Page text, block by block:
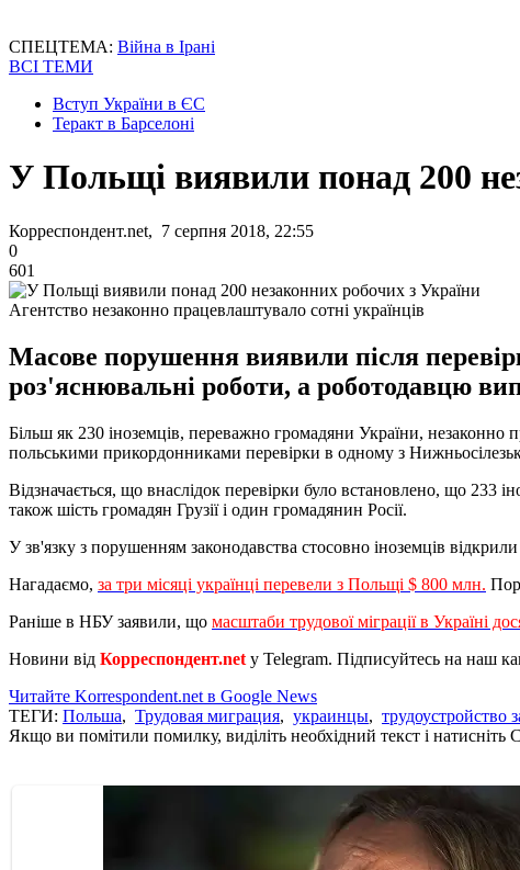
СПЕЦТЕМА: Війна в Ірані
ВСІ ТЕМИ
Вступ України в ЄС
Теракт в Барселоні
У Польщі виявили понад 200
Корреспондент.net, 7 серпня 2018, 22:55
0
601
Агентство незаконно працевлаштувало сотні українців
Масове порушення виявили після
роз'яснювальні роботи, а роботодавцю
Більш як 230 іноземців, переважно громадяни України, незаконно
польськими прикордонниками перевірки в одному з
Відзначається, що внаслідок перевірки було встановлено, що 233
також шість громадян Грузії і один громадянин Росії.
У зв'язку з порушенням законодавства стосовно іноземців
Нагадаємо, за три місяці українці перевели з Польщі $ 800 млн.
Раніше в НБУ заявили, що масштаби трудової міграції в Україні
Новини від Корреспондент.net у Telegram. Підписуйтесь на наш
Читайте Korrespondent.net в Google News
ТЕГИ: Польша, Трудовая миграция, украинцы, трудоустройство
Якщо ви помітили помилку, виділіть необхідний текст і